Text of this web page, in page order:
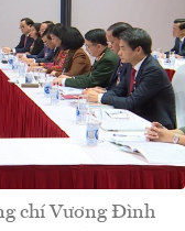
chí Vương Đình